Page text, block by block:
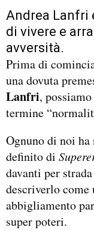
Andrea Lanfri
di vivere e
avversità.
Prima di
una dovuta
Lanfri,
termine
Ognuno di noi ha
definito di
davanti per
descriverlo come
abbigliamento
super poteri.